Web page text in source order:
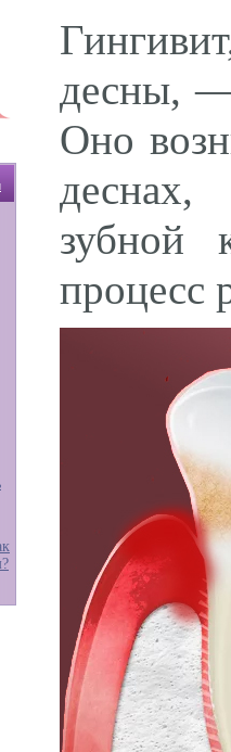
десны, —
Оно
деснах,
зубной
процесс